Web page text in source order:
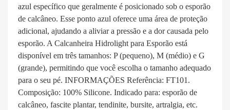
azul específico que geralmente é posicionado sob o esporão
de calcâneo. Esse ponto azul oferece uma área de proteção
adicional, ajudando a aliviar a pressão e a dor causada pelo
esporão. A Calcanheira Hidrolight para Esporão está
disponível em três tamanhos: P (pequeno), M (médio) e G
(grande), permitindo que você escolha o tamanho adequado
para o seu pé. INFORMAÇÕES Referência: FT101.
Composição: 100% Silicone. Indicado para: esporão de
calcâneo, fascite plantar, tendinite, bursite, artralgia, etc.